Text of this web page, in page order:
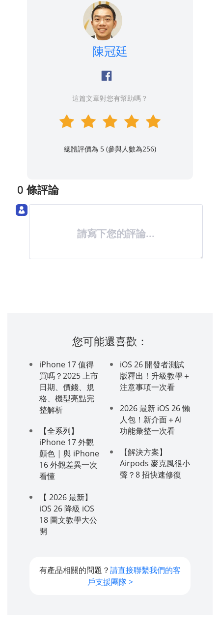
陳冠廷
這篇文章對您有幫助嗎？
總體評價為 5 (參與人數為256)
0 條評論
請寫下您的評論...
您可能還喜歡：
iPhone 17 值得
買嗎？2025 上市
日期、價錢、規
格、機型亮點完
整解析
【全系列】
iPhone 17 外觀
顏色 | 與 iPhone
16 外觀差異一次
看懂
【 2026 最新】
iOS 26 降級 iOS
18 圖文教學大公
開
iOS 26 開發者測試
版釋出！升級教學＋
注意事項一次看
2026 最新 iOS 26 懶
人包！新介面＋AI
功能彙整一次看
【解決方案】
Airpods 麥克風很小
聲？8 招快速修復
有產品相關的問題？請直接聯繫我們的客
戶支援團隊 >